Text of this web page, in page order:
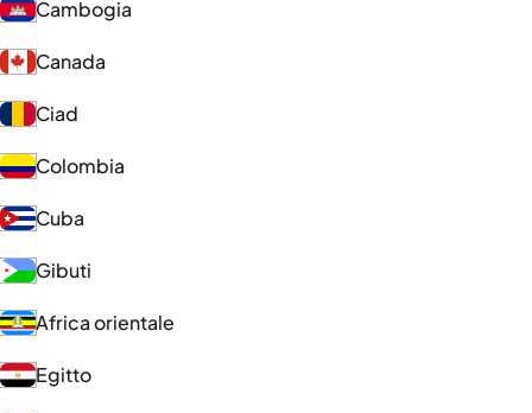
Cambogia
Canada
Ciad
Colombia
Cuba
Gibuti
Africa orientale
Egitto